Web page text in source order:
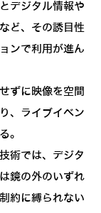
デジタル情報や
ど、その誘目性
ンで利用が進ん
ずに映像を空間
、ライブイベン
。
術では、デジタ
鏡の外のいずれ
約に縛られない